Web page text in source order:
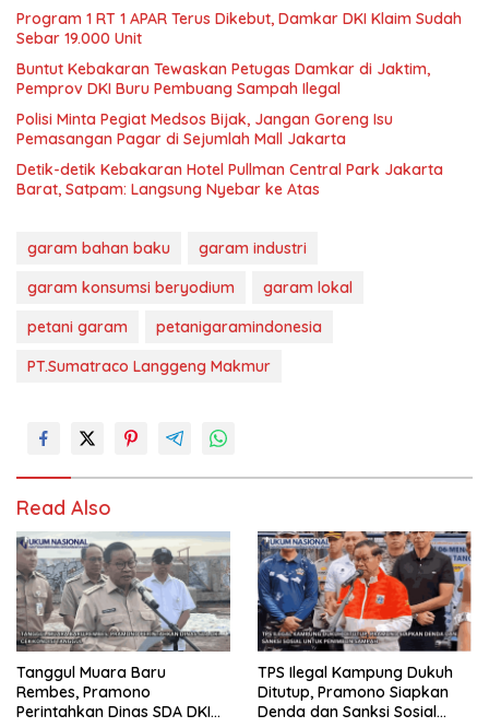
Program 1 RT 1 APAR Terus Dikebut, Damkar DKI Klaim Sudah
Sebar 19.000 Unit
Buntut Kebakaran Tewaskan Petugas Damkar di Jaktim,
Pemprov DKI Buru Pembuang Sampah Ilegal
Polisi Minta Pegiat Medsos Bijak, Jangan Goreng Isu
Pemasangan Pagar di Sejumlah Mall Jakarta
Detik-detik Kebakaran Hotel Pullman Central Park Jakarta
Barat, Satpam: Langsung Nyebar ke Atas
garam bahan baku
garam industri
garam konsumsi beryodium
garam lokal
petani garam
petanigaramindonesia
PT.Sumatraco Langgeng Makmur
Read Also
Tanggul Muara Baru
Rembes, Pramono
Perintahkan Dinas SDA DKI
TPS Ilegal Kampung Dukuh
Ditutup, Pramono Siapkan
Denda dan Sanksi Sosial